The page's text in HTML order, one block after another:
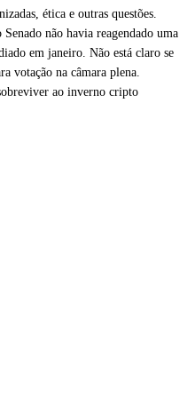
ética e outras questões.
não havia reagendado uma
em janeiro. Não está claro se
votação na câmara plena.
ao inverno cripto